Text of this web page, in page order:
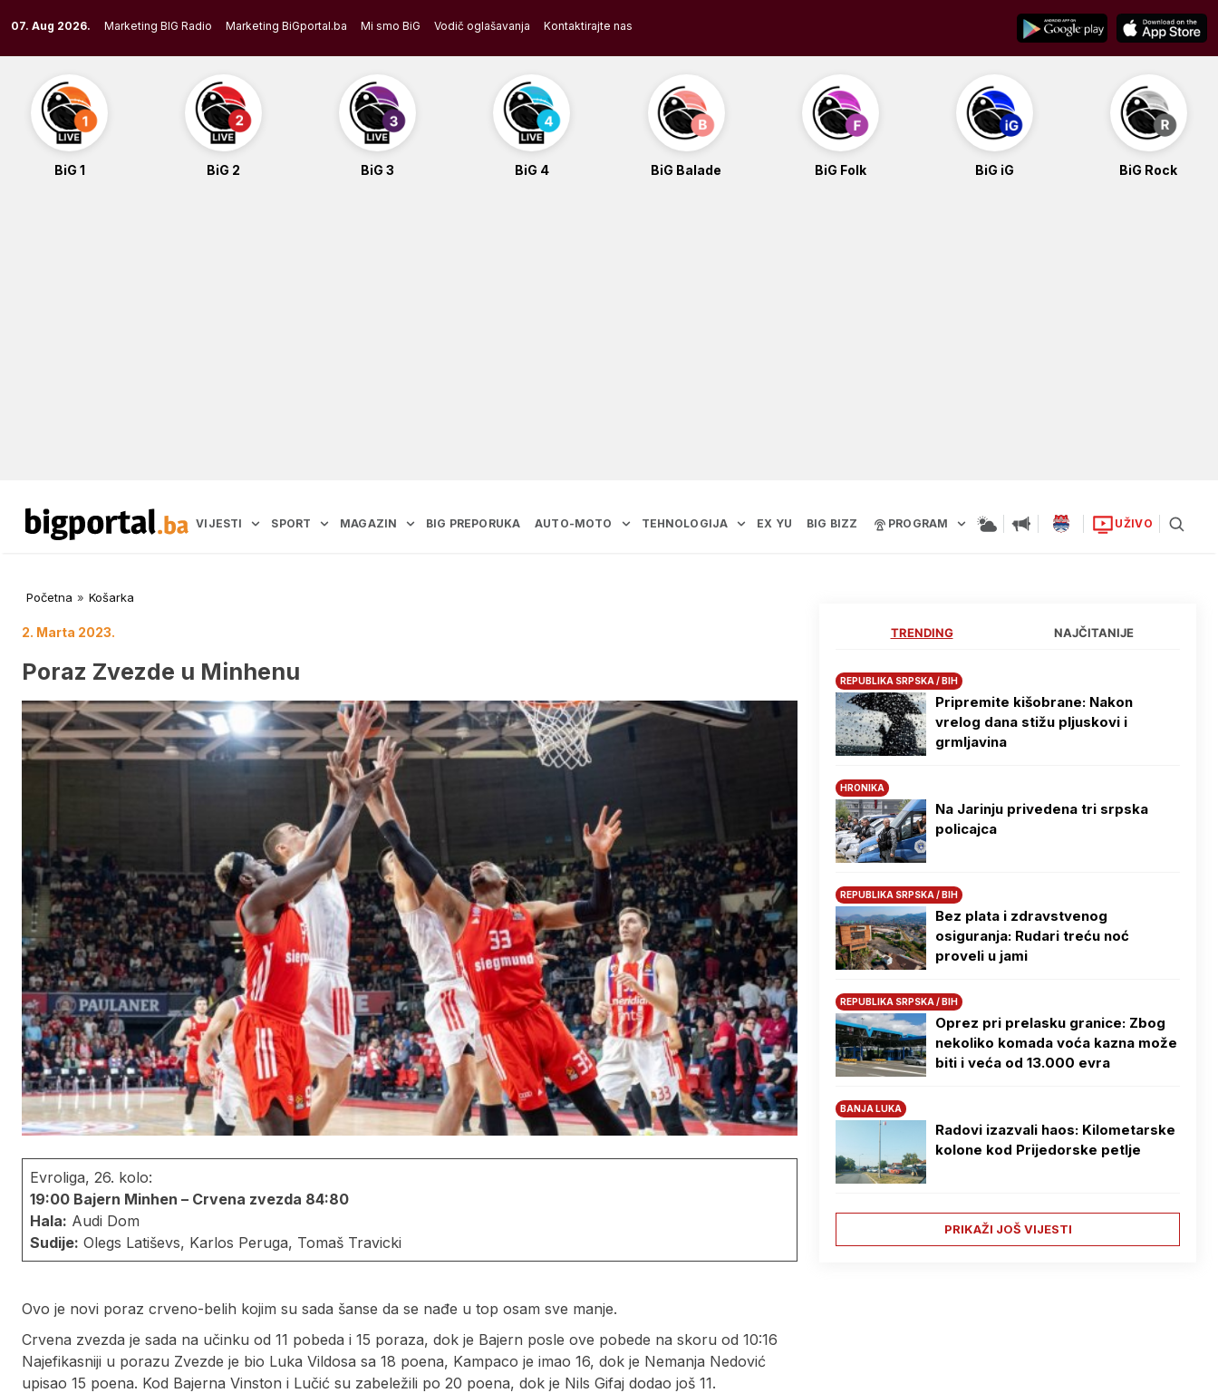
to
content
07. Aug 2026. Marketing BIG Radio Marketing BiGportal.ba Mi smo BiG Vodič oglašavanja Kontaktirajte nas
BiG 1 BiG 2 BiG 3 BiG 4 BiG Balade BiG Folk BiG iG BiG Rock
VIJESTI SPORT MAGAZIN BIG PREPORUKA AUTO-MOTO TEHNOLOGIJA EX YU BIG BIZZ PROGRAM UŽIVO
Početna » Košarka
2. Marta 2023.
Poraz Zvezde u Minhenu
Evroliga, 26. kolo:
19:00 Bajern Minhen – Crvena zvezda 84:80
Hala: Audi Dom
Sudije: Olegs Latiševs, Karlos Peruga, Tomaš Travicki
Ovo je novi poraz crveno-belih kojim su sada šanse da se nađe u top osam sve manje.
Crvena zvezda je sada na učinku od 11 pobeda i 15 poraza, dok je Bajern posle ove pobede na skoru od 10:16
Najefikasniji u porazu Zvezde je bio Luka Vildosa sa 18 poena, Kampaco je imao 16, dok je Nemanja Nedović
upisao 15 poena. Kod Bajerna Vinston i Lučić su zabeležili po 20 poena, dok je Nils Gifaj dodao još 11.
TRENDING NAJČITANIJE
REPUBLIKA SRPSKA / BIH
Pripremite kišobrane: Nakon
vrelog dana stižu pljuskovi i
grmljavina
HRONIKA
Na Јarinju privedena tri srpska
policajca
REPUBLIKA SRPSKA / BIH
Bez plata i zdravstvenog
osiguranja: Rudari treću noć
proveli u jami
REPUBLIKA SRPSKA / BIH
Oprez pri prelasku granice: Zbog
nekoliko komada voća kazna može
biti i veća od 13.000 evra
BANJA LUKA
Radovi izazvali haos: Kilometarske
kolone kod Prijedorske petlje
PRIKAŽI JOŠ VIJESTI